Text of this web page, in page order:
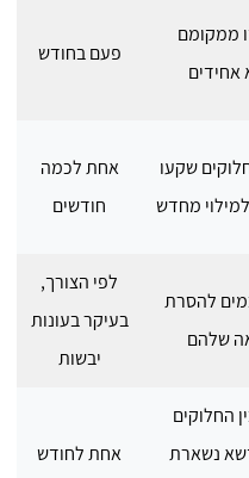
ממקומם
אחידים
פעם בחודש
שקעו
למילוי מחדש
אחת לכמה
חודשים
להסרת
שלהם
לפי הצורך,
בעיקר בעונות
יבשות
החלוקים
נשארת
אחת לחודש